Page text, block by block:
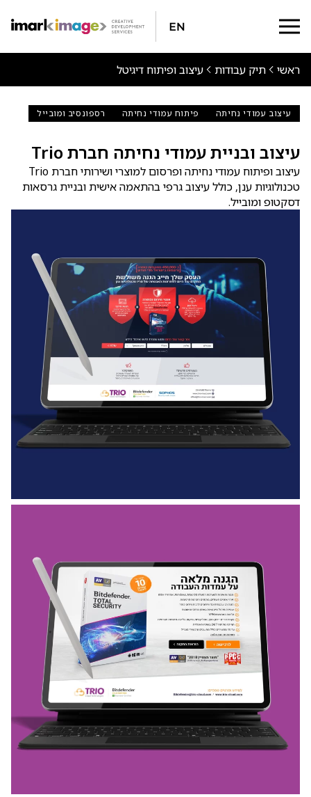
En
ראשי תיק עבודות עיצוב ופיתוח דיגיטל
עיצוב עמודי נחיתה פיתוח עמודי נחיתה רספונסיב ומובייל
עיצוב ובניית עמודי נחיתה חברת Trio
עיצוב ופיתוח עמודי נחיתה ופרסום למוצרי ושירותי חברת Trio
טכנולוגיות ענן, כולל עיצוב גרפי בהתאמה אישית ובניית גרסאות
דסקטופ ומובייל.